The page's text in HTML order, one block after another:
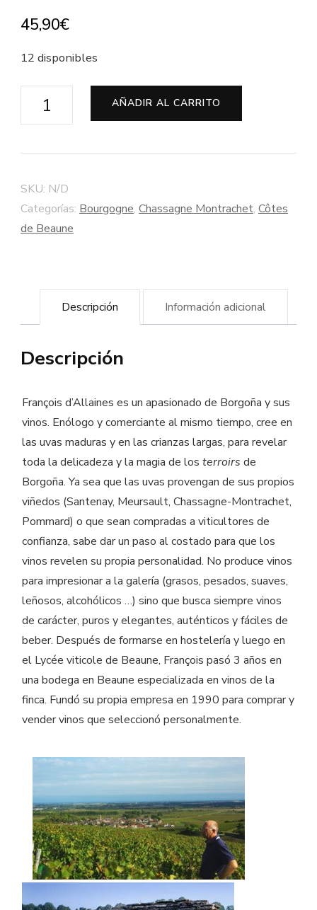
45,90€
12 disponibles
Chassagne
Cru
"Les
Chaumées"
François
d'Allaines
AÑADIR AL CARRITO
SKU: N/D
Categorías: Bourgogne, Chassagne Montrachet, Côtes
de Beaune
Descripción Información adicional
Descripción
François d’Allaines es un apasionado de Borgoña y sus
vinos. Enólogo y comerciante al mismo tiempo, cree en
las uvas maduras y en las crianzas largas, para revelar
toda la delicadeza y la magia de los terroirs de
Borgoña. Ya sea que las uvas provengan de sus propios
viñedos (Santenay, Meursault, Chassagne-Montrachet,
Pommard) o que sean compradas a viticultores de
confianza, sabe dar un paso al costado para que los
vinos revelen su propia personalidad. No produce vinos
para impresionar a la galería (grasos, pesados, suaves,
leñosos, alcohólicos …) sino que busca siempre vinos
de carácter, puros y elegantes, auténticos y fáciles de
beber. Después de formarse en hostelería y luego en
el Lycée viticole de Beaune, François pasó 3 años en
una bodega en Beaune especializada en vinos de la
finca. Fundó su propia empresa en 1990 para comprar y
vender vinos que seleccionó personalmente.